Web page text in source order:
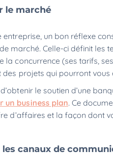
le marché
entreprise, un bon réflexe
marché. Celle-ci définit les
la concurrence (ses tarifs,
des projets qui pourront
le soutien d’une
un business plan. Ce
d’affaires et la façon dont
les canaux de